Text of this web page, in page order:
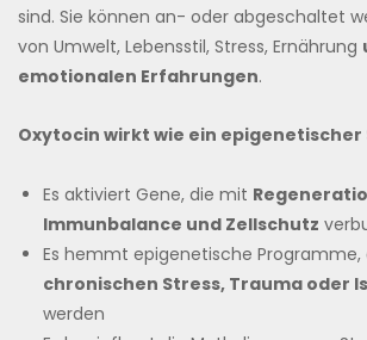
sind. Sie können an- oder abgeschaltet
von Umwelt, Lebensstil, Stress, Ernährung
emotionalen Erfahrungen.
Oxytocin wirkt wie ein epigenetischer
Es aktiviert Gene, die mit
Immunbalance und Zellschutz
Es hemmt epigenetische Programme,
chronischen Stress, Trauma oder
werden